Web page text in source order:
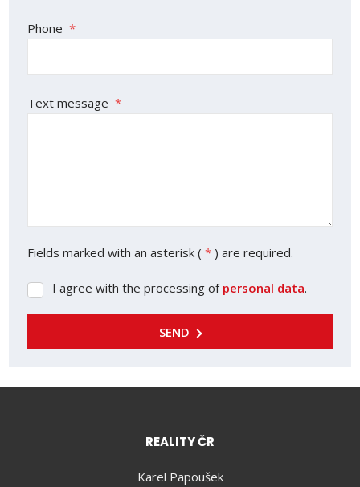
Phone *
Text message *
Fields marked with an asterisk ( * ) are required.
I
personal
I agree with the processing of personal data.
SEND
REALITY ČR
Karel Papoušek